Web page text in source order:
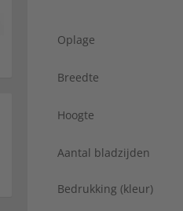
Oplage
Breedte
Hoogte
Aantal bladzijden
Bedrukking (kleur)